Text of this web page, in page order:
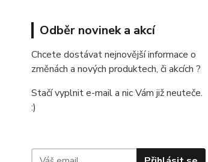
Odběr novinek a akcí
Chcete dostávat nejnovější informace o
změnách a nových produktech, či akcích ?
Stačí vyplnit e-mail a nic Vám již neuteče.
:)